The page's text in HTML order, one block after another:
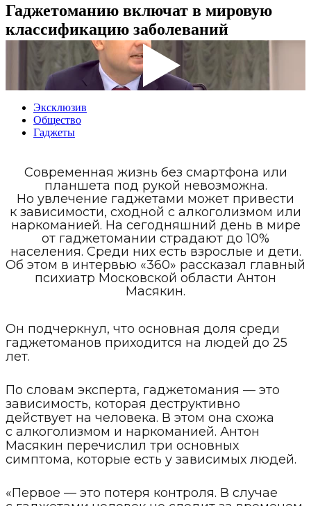
Гаджетоманию включат в мировую
классификацию заболеваний
Эксклюзив
Общество
Гаджеты
Современная жизнь без смартфона или
планшета под рукой невозможна.
Но увлечение гаджетами может привести
к зависимости, сходной с алкоголизмом или
наркоманией. На сегодняшний день в мире
от гаджетомании страдают до 10%
населения. Среди них есть взрослые и дети.
Об этом в интервью «360» рассказал главный
психиатр Московской области Антон
Масякин.
Он подчеркнул, что основная доля среди
гаджетоманов приходится на людей до 25
лет.
По словам эксперта, гаджетомания — это
зависимость, которая деструктивно
действует на человека. В этом она схожа
с алкоголизмом и наркоманией. Антон
Масякин перечислил три основных
симптома, которые есть у зависимых людей.
«Первое — это потеря контроля. В случае